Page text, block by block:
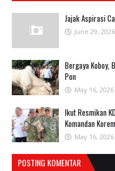
Jajak Aspirasi
June 29, 2026
Bergaya Koboy,
Pon
May 16, 2026
Ikut Resmikan
Komandan
May 16, 2026
POSTING KOMENTAR